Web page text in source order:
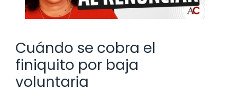
Cuándo se cobra el
finiquito por baja
voluntaria